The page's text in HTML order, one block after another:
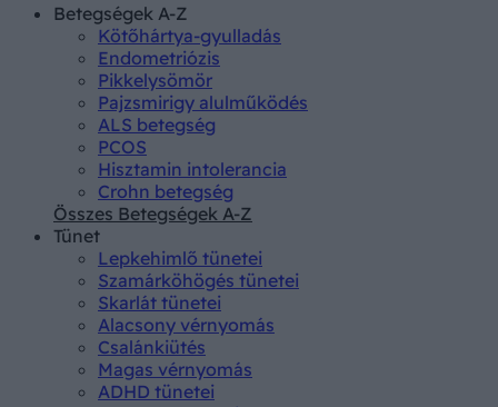
Betegségek A-Z
Kötőhártya-gyulladás
Endometriózis
Pikkelysömör
Pajzsmirigy alulműködés
ALS betegség
PCOS
Hisztamin intolerancia
Crohn betegség
Összes Betegségek A-Z
Tünet
Lepkehimlő tünetei
Szamárköhögés tünetei
Skarlát tünetei
Alacsony vérnyomás
Csalánkiütés
Magas vérnyomás
ADHD tünetei